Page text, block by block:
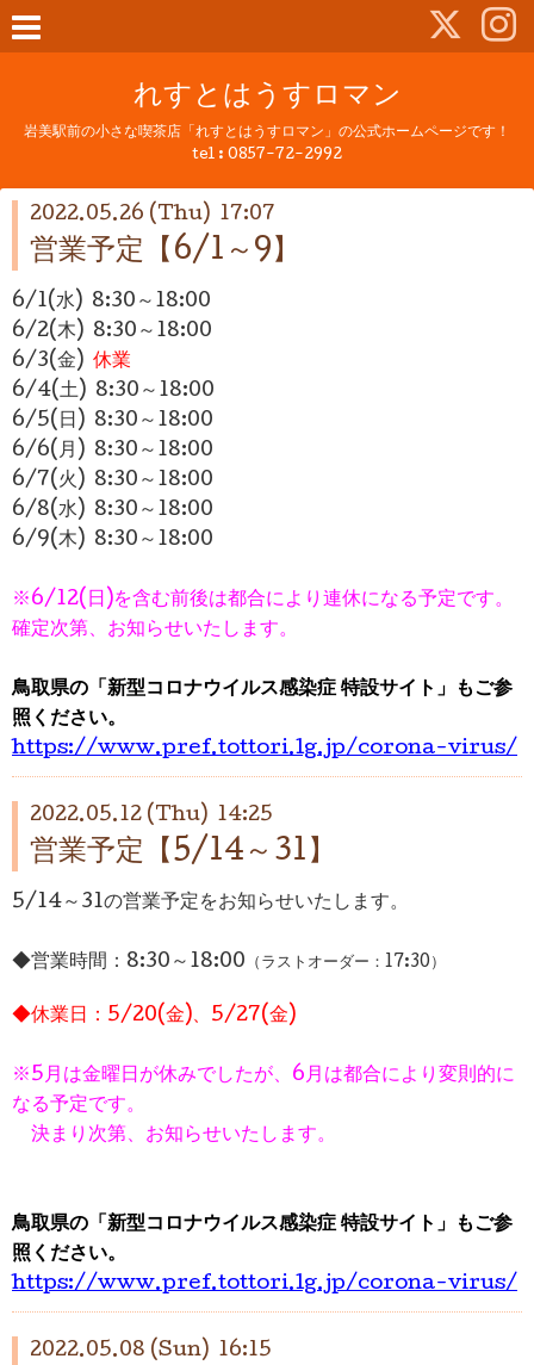
れすとはうすロマン
岩美駅前の小さな喫茶店「れすとはうすロマン」の公式ホームページです！
tel : 0857-72-2992
2022.05.26 (Thu) 17:07
営業予定【6/1～9】
6/1(水) 8:30～18:00
6/2(木) 8:30～18:00
6/3(金) 休業
6/4(土) 8:30～18:00
6/5(日) 8:30～18:00
6/6(月) 8:30～18:00
6/7(火) 8:30～18:00
6/8(水) 8:30～18:00
6/9(木) 8:30～18:00
※6/12(日)を含む前後は都合により連休になる予定です。
確定次第、お知らせいたします。
鳥取県の「新型コロナウイルス感染症 特設サイト」もご参
照ください。
https://www.pref.tottori.lg.jp/corona-virus/
2022.05.12 (Thu) 14:25
営業予定【5/14～31】
5/14～31の営業予定をお知らせいたします。
◆営業時間： 8:30～18:00 （ラストオーダー：17:30）
◆休業日：5/20(金)、5/27(金)
※5月は金曜日が休みでしたが、6月は都合により変則的に
なる予定です。
決まり次第、お知らせいたします。
鳥取県の「新型コロナウイルス感染症 特設サイト」もご参
照ください。
https://www.pref.tottori.lg.jp/corona-virus/
2022.05.08 (Sun) 16:15